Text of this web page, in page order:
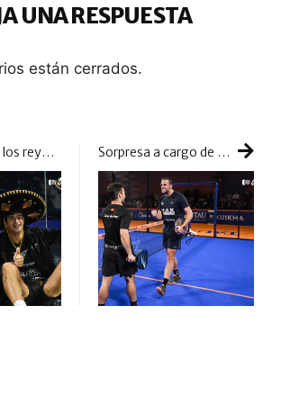
UNA RESPUESTA
están cerrados.
Bela y Coello, los reyes de Monterrey: una victoria sentimental en un torneo muy complicado Sorpresa a cargo de Méndez y Martínez: conquistan el Challenger de Menorca desplegando su mejor versión